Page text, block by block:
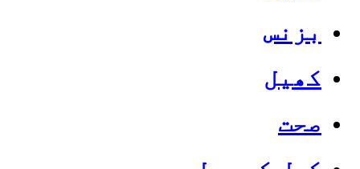
بزنس
کھیل
صحت